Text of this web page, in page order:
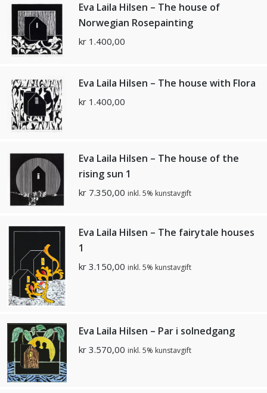
Eva Laila Hilsen – The house of
Norwegian Rosepainting
kr 1.400,00
Eva Laila Hilsen – The house with Flora
kr 1.400,00
Eva Laila Hilsen – The house of the
rising sun 1
kr 7.350,00 inkl. 5% kunstavgift
Eva Laila Hilsen – The fairytale houses
1
kr 3.150,00 inkl. 5% kunstavgift
Eva Laila Hilsen – Par i solnedgang
kr 3.570,00 inkl. 5% kunstavgift